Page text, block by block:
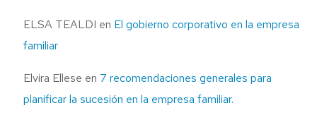
ELSA TEALDI en El gobierno corporativo en la empresa
familiar
Elvira Ellese en 7 recomendaciones generales para
planificar la sucesión en la empresa familiar.